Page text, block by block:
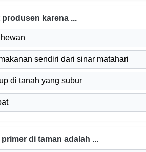
karena ...
sendiri dari sinar matahari
di tanah yang subur
di taman adalah ...